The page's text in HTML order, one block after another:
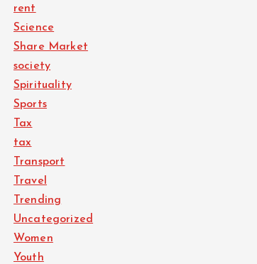
rent
Science
Share Market
society
Spirituality
Sports
Tax
tax
Transport
Travel
Trending
Uncategorized
Women
Youth